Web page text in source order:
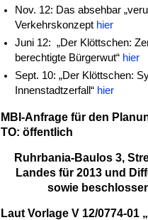
Nov. 12: Das absehbar
Verkehrskonzept hier
Juni 12: „Der Klöttschen:
berechtigte Bürgerwut“ hier
Sept. 10: „Der Klöttschen:
Innenstadtzerfall“ hier
MBI-Anfrage für den
TO: öffentlich
Ruhrbania-Baulos 3,
Landes für 2013 und
sowie
Laut Vorlage V 12/0774-01